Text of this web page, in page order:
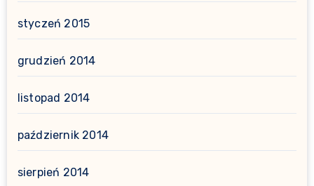
styczeń 2015
grudzień 2014
listopad 2014
październik 2014
sierpień 2014